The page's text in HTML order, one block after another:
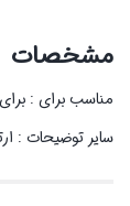
مشخصات
مناسب برای : براي
سایر توضیحات :